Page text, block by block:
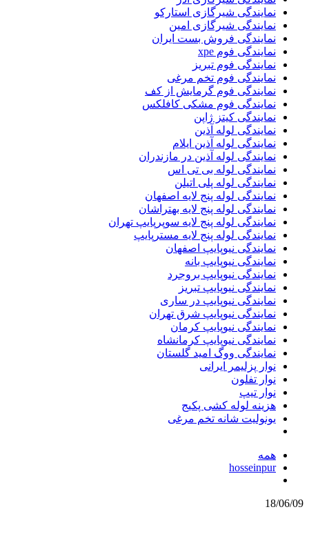
نمایندگی شیرگازی استارکو
نمایندگی شیرگازی امین
نمایندگی فروش بست ایران
نمایندگی فوم xpe
نمایندگی فوم تبریز
نمایندگی فوم تخم مرغی
نمایندگی فوم گرمایش از کف
نمایندگی فوم مشکی کافلکس
نمایندگی کیتز ژاپن
نمایندگی لوله آذین
نمایندگی لوله آذین ایلام
نمایندگی لوله آذین در مازندران
نمایندگی لوله بی تی اس
نمایندگی لوله پلی اتیلن
نمایندگی لوله پنج لایه اصفهان
نمایندگی لوله پنج لایه بهتراشان
نمایندگی لوله پنج لایه سوپرپایپ تهران
نمایندگی لوله پنج لایه مسترپایپ
نمایندگی نیوپایپ اصفهان
نمایندگی نیوپایپ بانه
نمایندگی نیوپایپ بروجرد
نمایندگی نیوپایپ تبریز
نمایندگی نیوپایپ در ساری
نمایندگی نیوپایپ شرق تهران
نمایندگی نیوپایپ کرمان
نمایندگی نیوپایپ کرمانشاه
نمایندگی ووگ امید گلستان
نوار پزلیمر ایرانی
نوار تفلون
نوار تیپ
هزینه لوله کشی پکیج
یونولیت شانه تخم مرغی
همه
hosseinpur
18/06/09